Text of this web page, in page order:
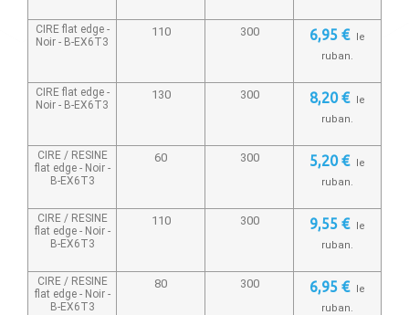
CIRE flat edge -
Noir - B-EX6T3
110 300 6,95 € le
ruban.
CIRE flat edge -
Noir - B-EX6T3
130 300 8,20 € le
ruban.
CIRE / RESINE
flat edge - Noir -
B-EX6T3
60 300 5,20 € le
ruban.
CIRE / RESINE
flat edge - Noir -
B-EX6T3
110 300 9,55 € le
ruban.
CIRE / RESINE
flat edge - Noir -
B-EX6T3
80 300 6,95 € le
ruban.